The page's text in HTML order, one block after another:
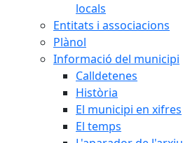
locals
Entitats i associacions
Plànol
Informació del municipi
Calldetenes
Història
El municipi en xifres
El temps